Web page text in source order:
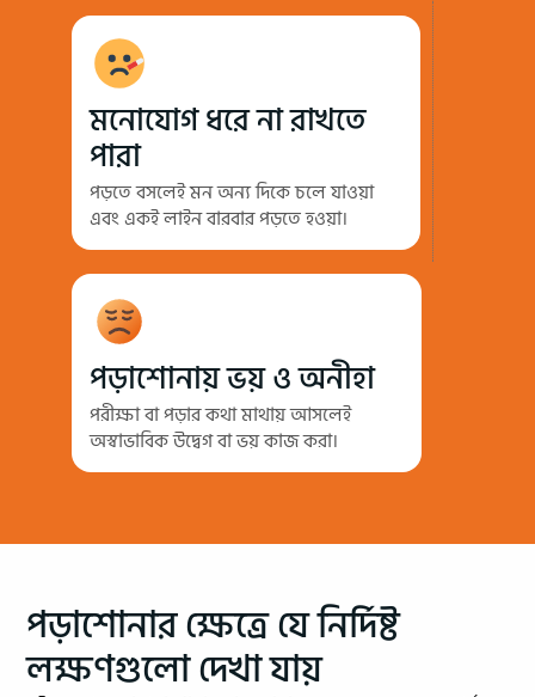
মনোযোগ ধরে না রাখতে
পারা
পড়তে বসলেই মন অন্য দিকে চলে যাওয়া
এবং একই লাইন বারবার পড়তে হওয়া।
পড়াশোনায় ভয় ও অনীহা
পরীক্ষা বা পড়ার কথা মাথায় আসলেই
অস্বাভাবিক উদ্বেগ বা ভয় কাজ করা।
পড়াশোনার ক্ষেত্রে যে নির্দিষ্ট
লক্ষণগুলো দেখা যায়